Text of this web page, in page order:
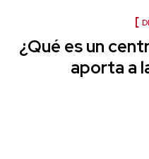
¿Qué es un
aporta a